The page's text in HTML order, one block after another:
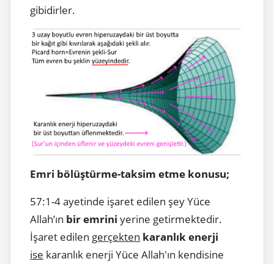
gibidirler.
Emri bölüştürme-taksim etme konusu;
57:1-4 ayetinde işaret edilen şey Yüce
Allah’ın bir emrini yerine getirmektedir.
İşaret edilen gerçekten karanlık enerji
ise karanlık enerji Yüce Allah'ın kendisine